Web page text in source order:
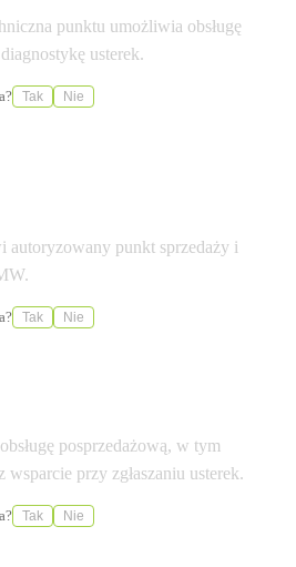
punktu umożliwia obsługę
usterek.
Tak Nie
autoryzowany punkt sprzedaży i
Tak Nie
posprzedażową, w tym
wsparcie przy zgłaszaniu usterek.
Tak Nie